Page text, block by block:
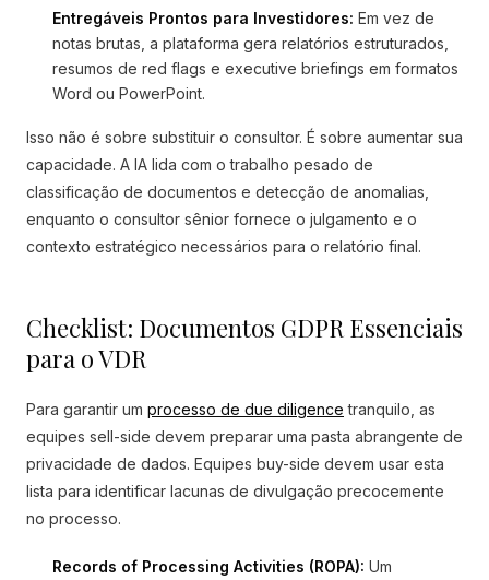
Entregáveis Prontos para Investidores: Em vez de
notas brutas, a plataforma gera relatórios estruturados,
resumos de red flags e executive briefings em formatos
Word ou PowerPoint.
Isso não é sobre substituir o consultor. É sobre aumentar sua
capacidade. A IA lida com o trabalho pesado de
classificação de documentos e detecção de anomalias,
enquanto o consultor sênior fornece o julgamento e o
contexto estratégico necessários para o relatório final.
Checklist: Documentos GDPR Essenciais
para o VDR
Para garantir um processo de due diligence tranquilo, as
equipes sell-side devem preparar uma pasta abrangente de
privacidade de dados. Equipes buy-side devem usar esta
lista para identificar lacunas de divulgação precocemente
no processo.
Records of Processing Activities (ROPA): Um